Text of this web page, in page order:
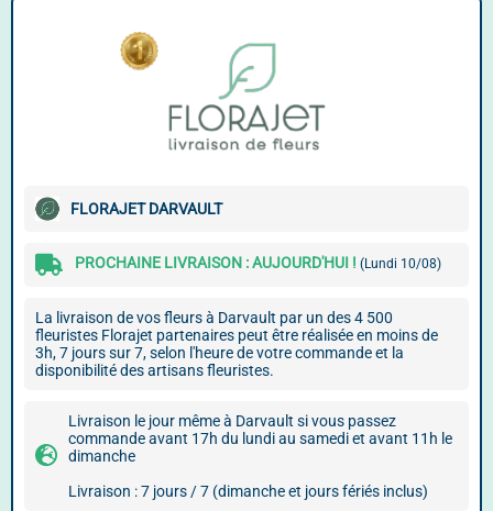
FLORAJET DARVAULT
PROCHAINE LIVRAISON : AUJOURD'HUI ! (Lundi 10/08)
La livraison de vos fleurs à Darvault par un des 4 500
fleuristes Florajet partenaires peut être réalisée en moins de
3h, 7 jours sur 7, selon l'heure de votre commande et la
disponibilité des artisans fleuristes.
Livraison le jour même à Darvault si vous passez
commande avant 17h du lundi au samedi et avant 11h le
dimanche
Livraison : 7 jours / 7 (dimanche et jours fériés inclus)